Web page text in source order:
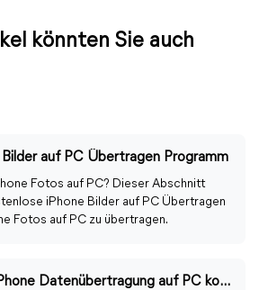
könnten Sie auch
Bilder auf PC Übertragen Programm
Fotos auf PC? Dieser Abschnitt
iPhone Bilder auf PC Übertragen
Fotos auf PC zu übertragen.
7 beste Tools für iPhone Datenübertragung auf PC kostenloser Download